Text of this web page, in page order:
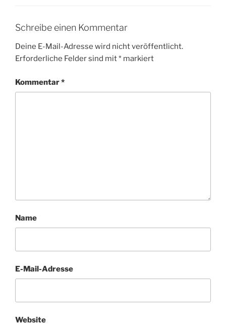
Schreibe einen Kommentar
Deine E-Mail-Adresse wird nicht veröffentlicht.
Erforderliche Felder sind mit* markiert
Kommentar*
Name
E-Mail-Adresse
Website